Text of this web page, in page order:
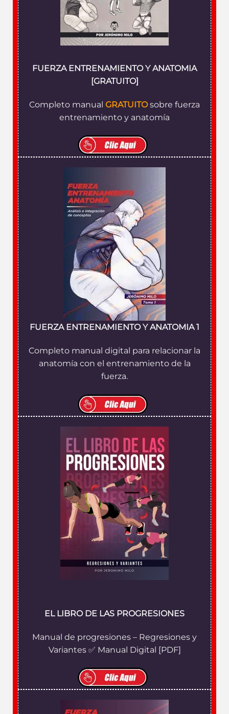
FUERZA ENTRENAMIENTO Y ANATOMIA
[GRATUITO]
Completo manual GRATUITOsobre fuerza
entrenamiento y anatomía
FUERZA ENTRENAMIENTO Y ANATOMIA 1
Completo manual digital para relacionar la
anatomía con el entrenamiento de la
fuerza.
EL LIBRO DE LAS PROGRESIONES
Manual de progresiones – Regresiones y
Variantes ✅ Manual Digital [PDF]